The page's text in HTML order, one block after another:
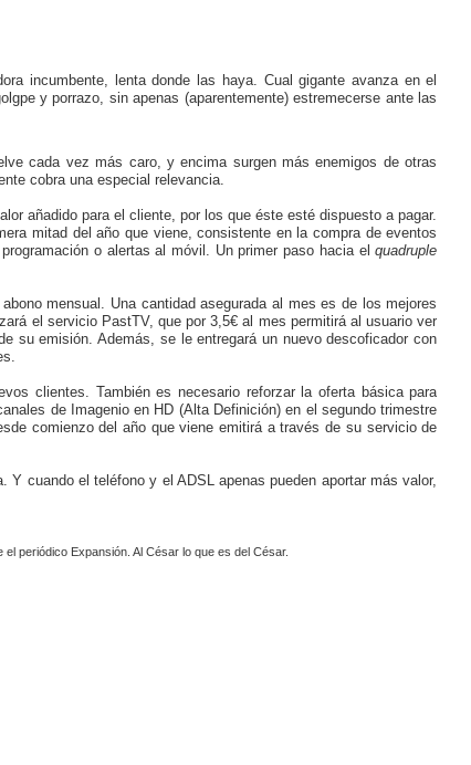
incumbente, lenta donde las haya. Cual gigante avanza en el
y porrazo, sin apenas (aparentemente) estremecerse ante las
cada vez más caro, y encima surgen más enemigos de otras
cobra una especial relevancia.
añadido para el cliente, por los que éste esté dispuesto a pagar.
mitad del año que viene, consistente en la compra de eventos
o alertas al móvil. Un primer paso hacia elquadruple
mensual. Una cantidad asegurada al mes es de los mejores
el servicio PastTV, que por 3,5€ al mes permitirá al usuario ver
su emisión. Además, se le entregará un nuevo descoficador con
clientes. También es necesario reforzar la oferta básica para
de Imagenio en HD (Alta Definición) en el segundo trimestre
comienzo del año que viene emitirá a través de su servicio de
Y cuando el teléfono y el ADSL apenas pueden aportar más valor,
periódico Expansión. Al César lo que es del César.